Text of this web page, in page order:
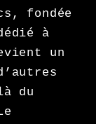
fondée
à
un
du